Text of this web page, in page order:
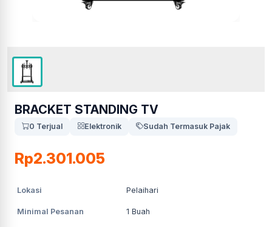
BRACKET STANDING TV
0 Terjual Elektronik Sudah Termasuk Pajak
Rp2.301.005
Lokasi Pelaihari
Minimal Pesanan 1 Buah